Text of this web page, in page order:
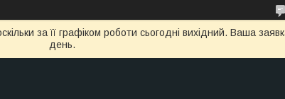
за її графіком роботи сьогодні вихідний. Ваша
день.